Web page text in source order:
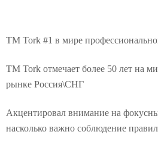
ТМ Tork #1 в мире
TM Tork отмечает более 50 лет на
рынке Россия\СНГ
Акцентировал внимание на
насколько важно соблюдение